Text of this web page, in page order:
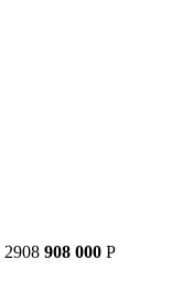
2908 908 000 Р